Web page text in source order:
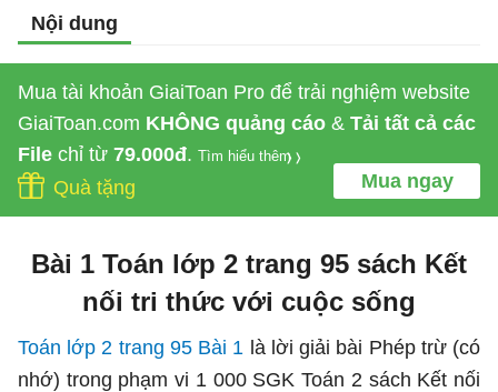
Nội dung
Mua tài khoản GiaiToan Pro để trải nghiệm website
GiaiToan.com KHÔNG quảng cáo & Tải tất cả các
File chỉ từ 79.000đ. Tìm hiểu thêm
Mua ngay
Quà tặng
Bài 1 Toán lớp 2 trang 95 sách Kết
nối tri thức với cuộc sống
Toán lớp 2 trang 95 Bài 1 là lời giải bài Phép trừ (có
nhớ) trong phạm vi 1 000 SGK Toán 2 sách Kết nối